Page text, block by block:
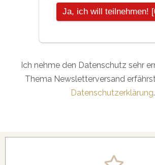
Ich nehme den Datenschutz sehr
Thema Newsletterversand
Datenschutzerklärung.